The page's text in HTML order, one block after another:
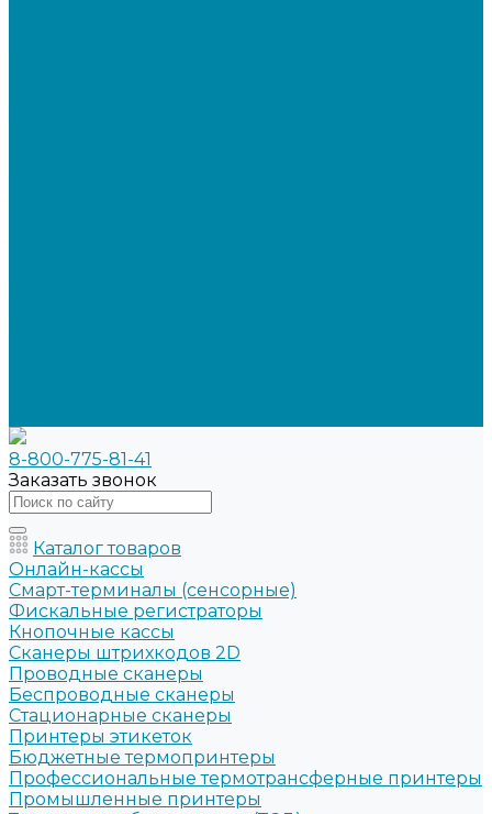
8-800-775-81-41
Заказать звонок
Каталог товаров
Онлайн-кассы
Смарт-терминалы (сенсорные)
Фискальные регистраторы
Кнопочные кассы
Сканеры штрихкодов 2D
Проводные сканеры
Беспроводные сканеры
Стационарные сканеры
Принтеры этикеток
Бюджетные термопринтеры
Профессиональные термотрансферные принтеры
Промышленные принтеры